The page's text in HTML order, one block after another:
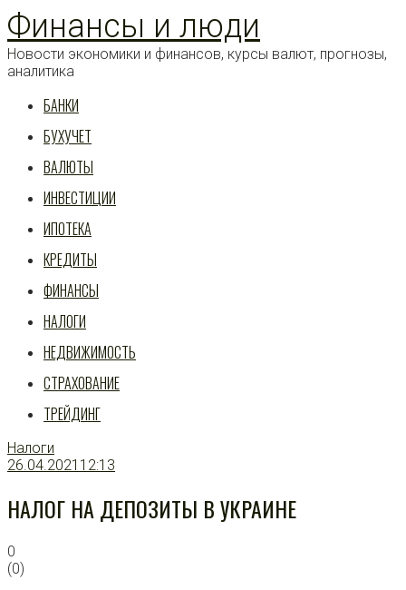
Перейти
к
статье
Финансы и люди
Новости экономики и финансов, курсы валют, прогнозы,
аналитика
БАНКИ
БУХУЧЕТ
ВАЛЮТЫ
ИНВЕСТИЦИИ
ИПОТЕКА
КРЕДИТЫ
ФИНАНСЫ
НАЛОГИ
НЕДВИЖИМОСТЬ
СТРАХОВАНИЕ
ТРЕЙДИНГ
Налоги
26.04.2021 12:13
НАЛОГ НА ДЕПОЗИТЫ В УКРАИНЕ
0
(0)